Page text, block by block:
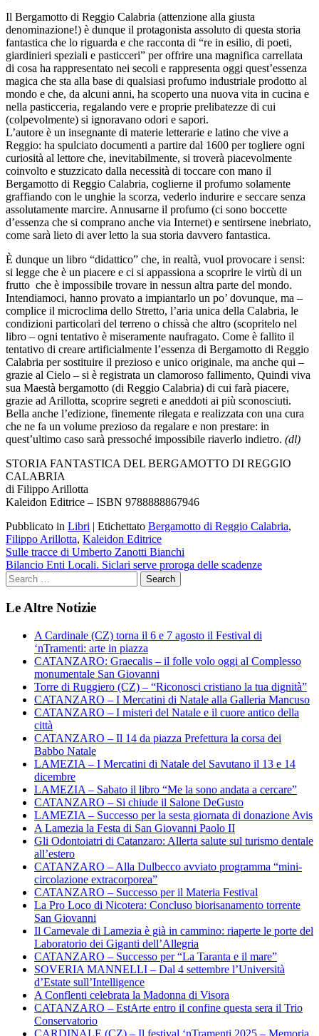
Il Bergamotto di Reggio Calabria (attenzione alla giusta
denominazione!) è dunque il protagonista assoluto di questa storia
fantastica che lo riguarda e che racconta di “re in esilio, di poeti,
giardinieri speziali e pasticceri” per offrire una magnifica carrellata
di cosa ha rappresentato nei secoli e rappresenta oggi quest’essenza
magica che sta alla base di qualsiasi profumo industriale prodotto al
mondo e che, da alcuni anni, ha scoperto una nuova vita in cucina e
nella pasticceria, regalando vere e proprie prelibatezze di cui
(colpevolmente) si ignoravano odori e sapori.
L’autore è un insegnante di materie letterarie e latino che vive a
Reggio: ha spulciato documenti a partire dal 1600 per togliere ogni
curiosità al lettore che, inevitabilmente, si troverà piacevolmente
coinvolto e stuzzicato dalla necessità di toccare con mano il
Bergamotto di Reggio Calabria, coglierne il profumo solamente
graffiando con le unghie la scorza, vederlo indurire e seccare senza
assolutamente marcire. Annusarne il profumo (ci sono boccette
d’essenza che si comprano anche via Internet) e sentirsene inebriato,
come sarà lieto di aver letto la sua storia davvero fantastica.
È dunque un libro “didattico” che, in realtà, vuol provocare i sensi:
si legge che è un piacere e ci si appassiona a scoprire le virtù di un
frutto che è impossibile trovare in nessun altra parte del mondo.
Intendiamoci, hanno provato a impiantarlo un po’ dovunque, ma –
complice il microclima dello Stretto, l’aria unica della Calabria, le
condizioni particolari del terreno o chissà che altro (scopritelo nel
libro – ogni tentativo è miseramente naufragato. Come è fallito il
tentativo di creare artificialmente l’essenza di Bergamotto di Reggio
Calabria per sostituire il prezioso e unico originale, ma anche qui –
grazie al Cielo – si è registrata un clamoroso fallimento, Quindi viva
sua Maestà bergamotto (di Reggio Calabria) di cui farà piacere,
grazie ad Arillotta, scoprire segreti e aneddoti ai più sconosciuti.
Bella anche l’edizione, finemente rilegata e realizzata con una cura
che ne fa un volume prezioso da regalare e non prestare: in
quest’ultimo caso sarà pressoché impossibile riaverlo indietro. (dl)
STORIA FANTASTICA DEL BERGAMOTTO DI REGGIO
CALABRIA
di Filippo Arillotta
Kaleidon Editrice – ISBN 9788888867946
Pubblicato in Libri | Etichettato Bergamotto di Reggio Calabria,
Filippo Arillotta, Kaleidon Editrice
Navigazione
articoli
Sulle tracce di Umberto Zanotti Bianchi
Bilancio Enti Locali. Siclari serve proroga delle scadenze
Le Altre Notizie
A Cardinale (CZ) torna il 6 e 7 agosto il Festival di
‘nTramenti: arte in piazza
CATANZARO: Graecalis – il folle volo oggi al Complesso
monumentale San Giovanni
Torre di Ruggiero (CZ) – “Riconosci cristiano la tua dignità”
CATANZARO – I Mercatini di Natale alla Galleria Mancuso
CATANZARO – I misteri del Natale e il cuore antico della
città
CATANZARO – Il 14 da piazza Prefettura la corsa dei
Babbo Natale
LAMEZIA – I Mercatini di Natale del Savutano il 13 e 14
dicembre
LAMEZIA – Sabato il libro “Me la sono andata a cercare”
CATANZARO – Si chiude il Salone DeGusto
LAMEZIA – Successo per la sesta giornata di donazione Avis
A Lamezia la Festa di San Giovanni Paolo II
Gli Odontoiatri di Catanzaro: Allerta salute sul turismo dentale
all’estero
CATANZARO – Alla Dulbecco avviato programma “mini-
circolazione extracorporea”
CATANZARO – Successo per il Materia Festival
La Pro Loco di Nicotera: Concluso biorisanamento torrente
San Giovanni
Il Carnevale di Lamezia è già in cammino: riaperte le porte del
Laboratorio dei Giganti dell’Allegria
CATANZARO – Successo per “La Taranta e il mare”
SOVERIA MANNELLI – Dal 4 settembre l’Università
d’Estate sull’Intelligence
A Conflenti celebrata la Madonna di Visora
CATANZARO – EstArte entro il confine questa sera il Trio
Conservatorio
CARDINALE (CZ) – Il festival ‘nTramenti 2025 – Memoria